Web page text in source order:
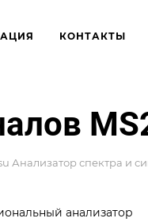
КОНТАКТЫ
Анализатор спектра и
анализатор